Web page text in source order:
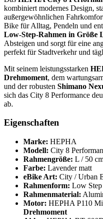
kombiniert modernes Design,
außergewöhnlichen
Bike für Alltag, Pendeln und
Low-Step-Rahmen in Größe
Absteigen und sorgt für eine
perfekt für Stadtverkehr und
Mit seinem leistungsstarken
Drehmoment, dem
und der robusten Shimano
sich das City 8 Performance
ab.
Eigenschaften
Marke: HEPHA
Modell: City 8
Rahmengröße: L / 50
Farbe: Lavender matt
eBike Art: City / Urban
Rahmenform: Low
Rahmenmaterial:
Motor: HEPHA P110
Drehmoment